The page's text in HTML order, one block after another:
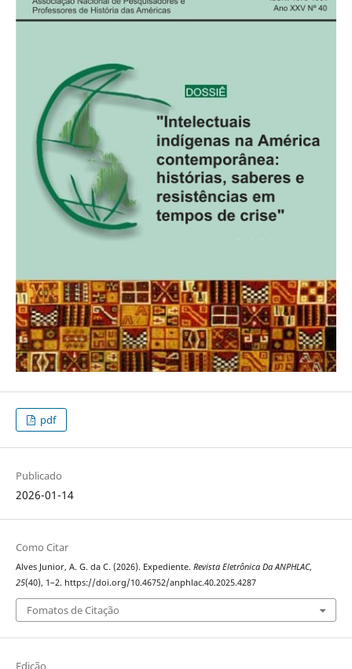
pdf
Publicado
2026-01-14
Como Citar
Alves Junior, A. G. da C. (2026). Expediente. Revista Eletrônica Da ANPHLAC,
25(40), 1–2. https://doi.org/10.46752/anphlac.40.2025.4287
Fomatos de Citação
Edição